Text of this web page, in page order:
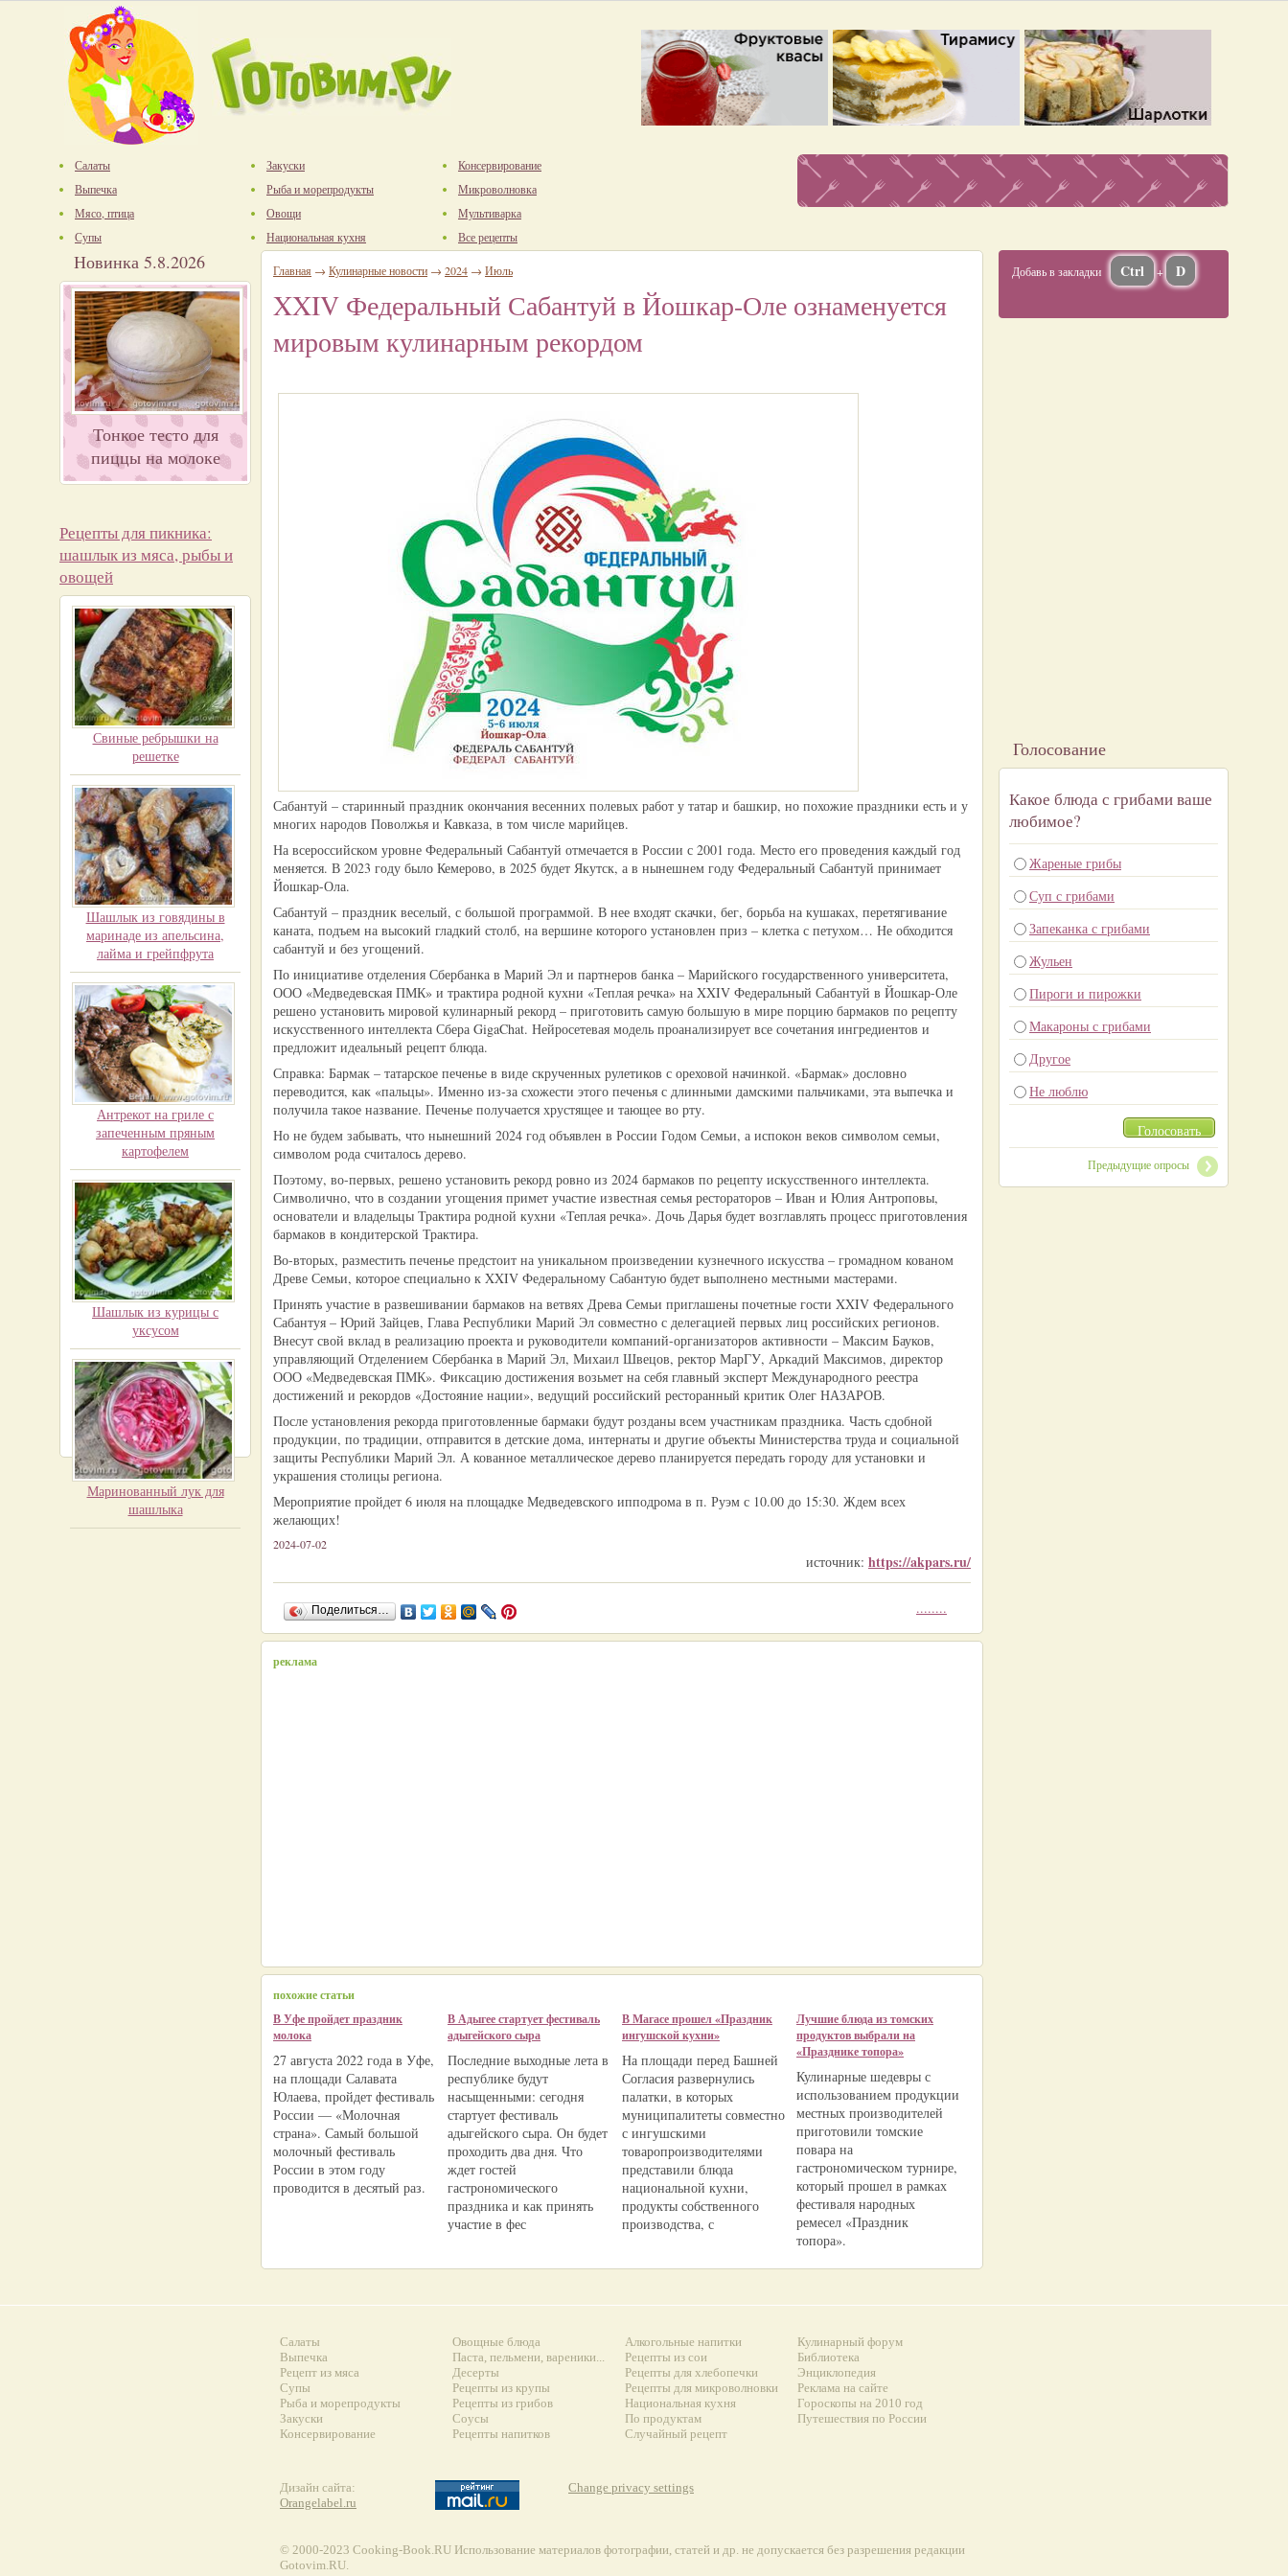
Салаты
Выпечка
Мясо, птица
Супы
Закуски
Рыба и морепродукты
Овощи
Национальная кухня
Консервирование
Микроволновка
Мультиварка
Все рецепты
Новинка 5.8.2026
Тонкое тесто для
пиццы на молоке
Рецепты для пикника:
шашлык из мяса, рыбы и
овощей
Свиные ребрышки на
решетке
Шашлык из говядины в
маринаде из апельсина,
лайма и грейпфрута
Антрекот на гриле с
запеченным пряным
картофелем
Шашлык из курицы с
уксусом
Маринованный лук для
шашлыка
Главная → Кулинарные новости → 2024 → Июль
XXIV Федеральный Сабантуй в Йошкар-Оле ознаменуется
мировым кулинарным рекордом
Сабантуй – старинный праздник окончания весенних полевых работ у татар и башкир, но похожие праздники есть и у
многих народов Поволжья и Кавказа, в том числе марийцев.
На всероссийском уровне Федеральный Сабантуй отмечается в России с 2001 года. Место его проведения каждый год
меняется. В 2023 году было Кемерово, в 2025 будет Якутск, а в нынешнем году Федеральный Сабантуй принимает
Йошкар-Ола.
Сабантуй – праздник веселый, с большой программой. В нее входят скачки, бег, борьба на кушаках, перетягивание
каната, подъем на высокий гладкий столб, на вершине которого установлен приз – клетка с петухом… Не обходится
сабантуй и без угощений.
По инициативе отделения Сбербанка в Марий Эл и партнеров банка – Марийского государственного университета,
ООО «Медведевская ПМК» и трактира родной кухни «Теплая речка» на XXIV Федеральный Сабантуй в Йошкар-Оле
решено установить мировой кулинарный рекорд – приготовить самую большую в мире порцию бармаков по рецепту
искусственного интеллекта Сбера GigaChat. Нейросетевая модель проанализирует все сочетания ингредиентов и
предложит идеальный рецепт блюда.
Справка: Бармак – татарское печенье в виде скрученных рулетиков с ореховой начинкой. «Бармак» дословно
переводится, как «пальцы». Именно из-за схожести этого печенья с длинными дамскими пальчиками, эта выпечка и
получила такое название. Печенье получается хрустящее и тающее во рту.
Но не будем забывать, что нынешний 2024 год объявлен в России Годом Семьи, а испокон веков символом семьи,
символом рода считалось дерево.
Поэтому, во-первых, решено установить рекорд ровно из 2024 бармаков по рецепту искусственного интеллекта.
Символично, что в создании угощения примет участие известная семья рестораторов – Иван и Юлия Антроповы,
основатели и владельцы Трактира родной кухни «Теплая речка». Дочь Дарья будет возглавлять процесс приготовления
бармаков в кондитерской Трактира.
Во-вторых, разместить печенье предстоит на уникальном произведении кузнечного искусства – громадном кованом
Древе Семьи, которое специально к XXIV Федеральному Сабантую будет выполнено местными мастерами.
Принять участие в развешивании бармаков на ветвях Древа Семьи приглашены почетные гости XXIV Федерального
Сабантуя – Юрий Зайцев, Глава Республики Марий Эл совместно с делегацией первых лиц российских регионов.
Внесут свой вклад в реализацию проекта и руководители компаний-организаторов активности – Максим Бауков,
управляющий Отделением Сбербанка в Марий Эл, Михаил Швецов, ректор МарГУ, Аркадий Максимов, директор
ООО «Медведевская ПМК». Фиксацию достижения возьмет на себя главный эксперт Международного реестра
достижений и рекордов «Достояние нации», ведущий российский ресторанный критик Олег НАЗАРОВ.
После установления рекорда приготовленные бармаки будут розданы всем участникам праздника. Часть сдобной
продукции, по традиции, отправится в детские дома, интернаты и другие объекты Министерства труда и социальной
защиты Республики Марий Эл. А кованное металлическое дерево планируется передать городу для установки и
украшения столицы региона.
Мероприятие пройдет 6 июля на площадке Медведевского ипподрома в п. Руэм с 10.00 до 15:30. Ждем всех
желающих!
2024-07-02
источник: https://akpars.ru/
Поделиться… ........
реклама
похожие статьи
В Уфе пройдет праздник
молока
27 августа 2022 года в Уфе,
на площади Салавата
Юлаева, пройдет фестиваль
России — «Молочная
страна». Самый большой
молочный фестиваль
России в этом году
проводится в десятый раз.
В Адыгее стартует фестиваль
адыгейского сыра
Последние выходные лета в
республике будут
насыщенными: сегодня
стартует фестиваль
адыгейского сыра. Он будет
проходить два дня. Что
ждет гостей
гастрономического
праздника и как принять
участие в фес
В Магасе прошел «Праздник
ингушской кухни»
На площади перед Башней
Согласия развернулись
палатки, в которых
муниципалитеты совместно
с ингушскими
товаропроизводителями
представили блюда
национальной кухни,
продукты собственного
производства, с
Лучшие блюда из томских
продуктов выбрали на
«Празднике топора»
Кулинарные шедевры с
использованием продукции
местных производителей
приготовили томские
повара на
гастрономическом турнире,
который прошел в рамках
фестиваля народных
ремесел «Праздник
топора».
Добавь в закладки Ctrl + D
Голосование
Какое блюда с грибами ваше
любимое?
Жареные грибы
Суп с грибами
Запеканка с грибами
Жульен
Пироги и пирожки
Макароны с грибами
Другое
Не люблю
Голосовать
Предыдущие опросы
Салаты
Выпечка
Рецепт из мяса
Супы
Рыба и морепродукты
Закуски
Консервирование
Овощные блюда
Паста, пельмени, вареники...
Десерты
Рецепты из крупы
Рецепты из грибов
Соусы
Рецепты напитков
Алкогольные напитки
Рецепты из сои
Рецепты для хлебопечки
Рецепты для микроволновки
Национальная кухня
По продуктам
Случайный рецепт
Кулинарный форум
Библиотека
Энциклопедия
Реклама на сайте
Гороскопы на 2010 год
Путешествия по России
Дизайн сайта:
Orangelabel.ru
Change privacy settings
© 2000-2023 Сooking-Book.RU Использование материалов фотографии, статей и др. не допускается без разрешения редакции
Gotovim.RU.